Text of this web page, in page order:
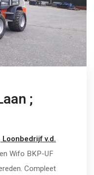
;
Loonbedrijf v.d.
Wifo BKP-UF
Compleet